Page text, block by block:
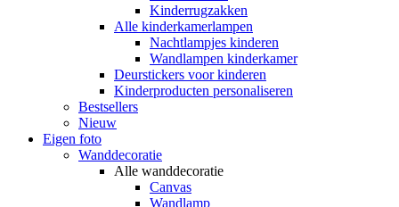
Kinderrugzakken
Alle kinderkamerlampen
Nachtlampjes kinderen
Wandlampen kinderkamer
Deurstickers voor kinderen
Kinderproducten personaliseren
Bestsellers
Nieuw
Eigen foto
Wanddecoratie
Alle wanddecoratie
Canvas
Wandlamp